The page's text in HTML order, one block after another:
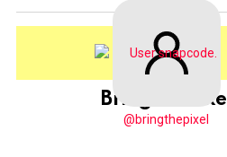
BringThePixel
@bringthepixel